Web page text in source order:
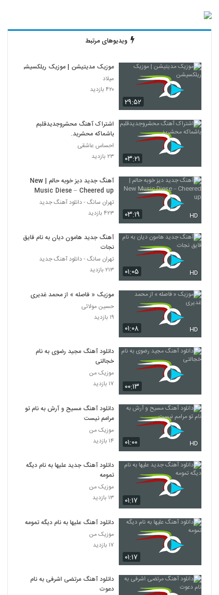
ویدیوهای مرتبط
۲۹:۵۲
موزیک مدیتیشن | موزیک ریلکسیشن
میلاد
۴۲۰ بازدید
۰۳:۲۱
اشتراک آهنگ محشروجدیدقلبم
باشماکه محشرید.
احساس عاشقی
۲۳ بازدید
۰۳:۱۹ HD
آهنگ جدید دیز خوبه حالم | New
Music Diese – Cheered up
تهران سانگ - دانلود آهنگ جدید
۴۲۳ بازدید
۰۱:۰۵ HD
آهنگ جدید هامون دیان به نام قایق
نجات
تهران سانگ - دانلود آهنگ جدید
۲۱۳ بازدید
۰۱:۰۸ HD
موزیک « فاصله » از محمد غدیری
حسین مولائی
۱۹ بازدید
۰۰:۱۳
دانلود آهنگ مجید رضوی به نام
خجالتی
موزیک من
۱۷ بازدید
۰۱:۰۰ HD
دانلود آهنگ مسیح و آرش به نام تو
مرامم نیست
موزیک من
۱۴ بازدید
۰۱:۱۷
دانلود آهنگ جدید علیها به نام دیگه
تمومه
موزیک من
۱۳ بازدید
۰۱:۱۷
دانلود آهنگ علیها به نام دیگه تمومه
موزیک من
۱۷ بازدید
دانلود آهنگ مرتضی اشرفی به نام
دعوت